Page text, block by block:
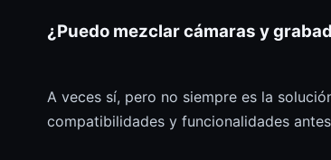
¿Puedo mezclar cámaras y
A veces sí, pero no siempre es la
compatibilidades y funcionalidades